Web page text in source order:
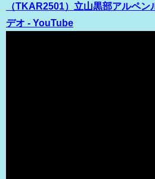
（TKAR2501）立山黒部アルペ
デオ - YouTube